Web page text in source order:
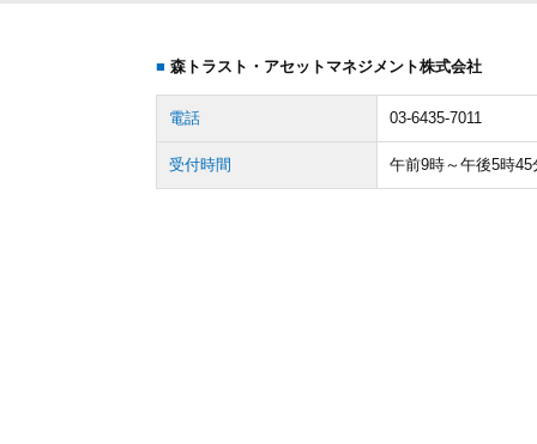
■ 森トラスト・アセットマネジメント株式会社
電話 03-6435-7011
受付時間 午前9時～午後5時